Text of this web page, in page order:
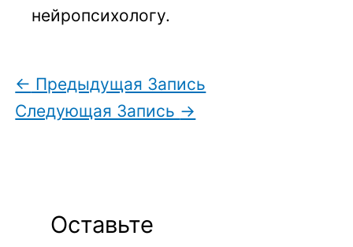
нейропсихологу.
← Предыдущая Запись
Следующая Запись →
Оставьте